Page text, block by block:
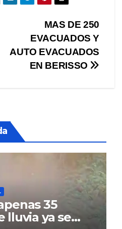
MAS DE 250
EVACUADOS Y
AUTO EVACUADOS
EN BERISSO
35
lluvia ya se